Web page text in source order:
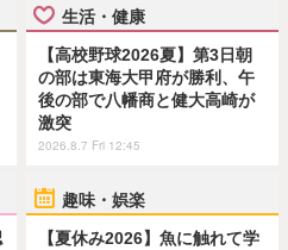
生活・健康
【高校野球2026夏】第3日朝
の部は東海大甲府が勝利、午
後の部で八幡商と健大高崎が
激突
2026.8.7 Fri 12:45
趣味・娯楽
【夏休み2026】魚に触れて学